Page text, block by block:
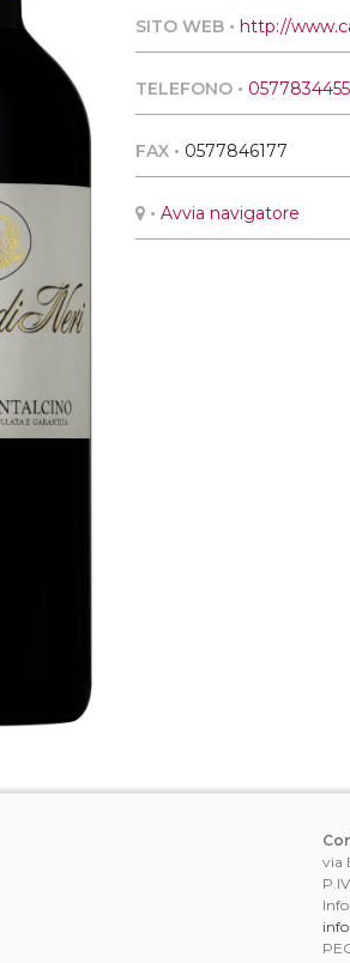
SITO WEB •http://
TELEFONO • 0577834455
FAX • 0577846177
• Avvia navigatore
via